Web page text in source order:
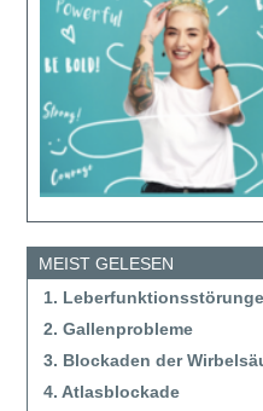
MEIST GELESEN
1.
2. Gallenprobleme
3. Blockaden der
4. Atlasblockade